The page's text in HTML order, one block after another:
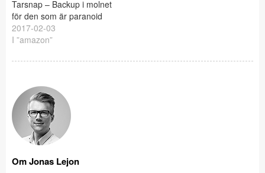
Tarsnap – Backup i molnet
för den som är paranoid
2017-02-03
I ”amazon”
Om Jonas Lejon